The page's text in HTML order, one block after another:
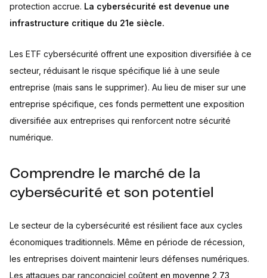
protection accrue. La cybersécurité est devenue une
infrastructure critique du 21e siècle.
Les ETF cybersécurité offrent une exposition diversifiée à ce
secteur, réduisant le risque spécifique lié à une seule
entreprise (mais sans le supprimer). Au lieu de miser sur une
entreprise spécifique, ces fonds permettent une exposition
diversifiée aux entreprises qui renforcent notre sécurité
numérique.
Comprendre le marché de la
cybersécurité et son potentiel
Le secteur de la cybersécurité est résilient face aux cycles
économiques traditionnels. Même en période de récession,
les entreprises doivent maintenir leurs défenses numériques.
Les attaques par rançongiciel coûtent en moyenne 2,73